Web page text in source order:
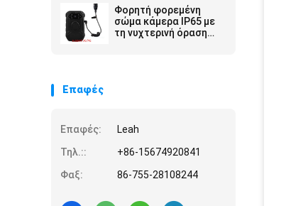
νόμου ίντσας 1080P
σώμα
Φορητή φορεμένη
σώμα κάμερα IP65 με
τη νυχτερινή όραση
Επαφές
Επαφές:
Leah
Τηλ.::
+86-15674920841
Φαξ:
86-755-28108244